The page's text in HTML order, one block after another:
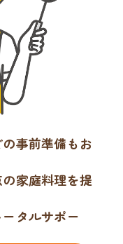
事前準備もお
家庭料理を提
タルサポー